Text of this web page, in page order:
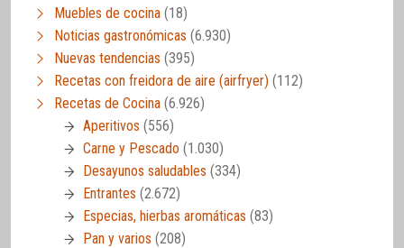
Muebles de cocina (18)
Noticias gastronómicas (6.930)
Nuevas tendencias (395)
Recetas con freidora de aire (airfryer) (112)
Recetas de Cocina (6.926)
Aperitivos (556)
Carne y Pescado (1.030)
Desayunos saludables (334)
Entrantes (2.672)
Especias, hierbas aromáticas (83)
Pan y varios (208)